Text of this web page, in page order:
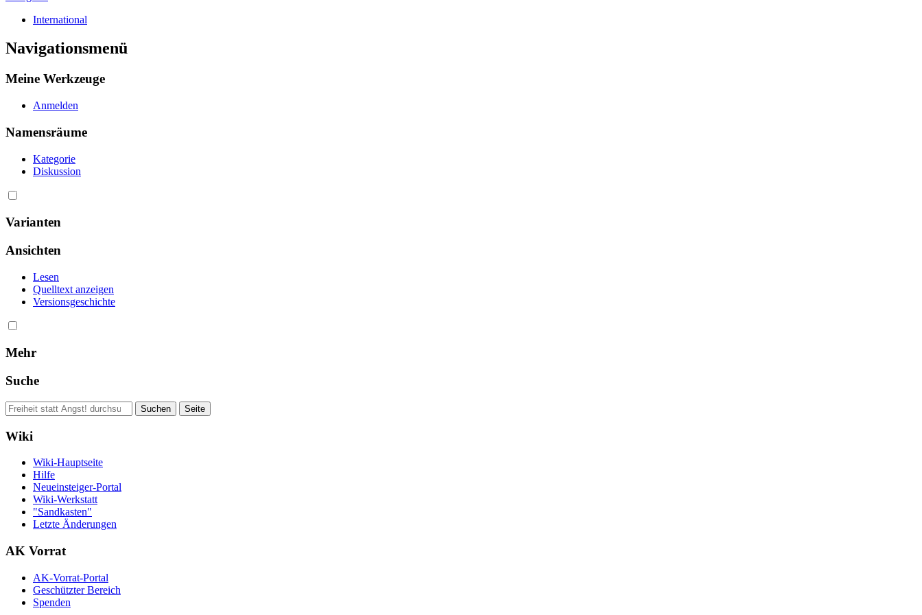
International
Navigationsmenü
Meine Werkzeuge
Anmelden
Namensräume
Kategorie
Diskussion
Varianten
Ansichten
Lesen
Quelltext anzeigen
Versionsgeschichte
Mehr
Suche
Wiki
Wiki-Hauptseite
Hilfe
Neueinsteiger-Portal
Wiki-Werkstatt
"Sandkasten"
Letzte Änderungen
AK Vorrat
AK-Vorrat-Portal
Geschützter Bereich
Spenden